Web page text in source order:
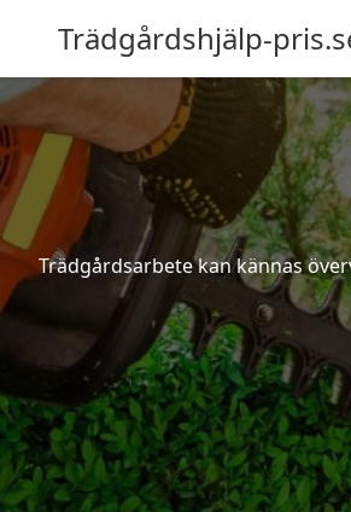
Trädgårdshjälp-
Trädgårdsarbete kan kännas